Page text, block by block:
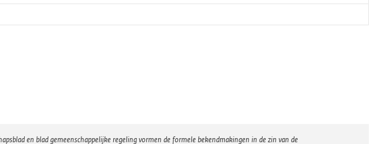
en blad gemeenschappelijke regeling vormen de formele bekendmakingen in de zin van de